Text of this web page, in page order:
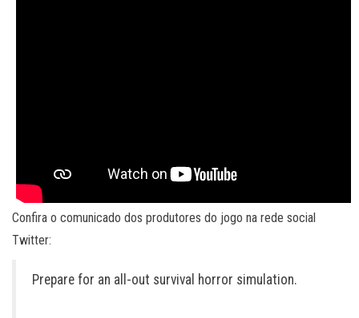
Confira o comunicado dos produtores do jogo na rede social
Twitter:
Prepare for an all-out survival horror simulation.